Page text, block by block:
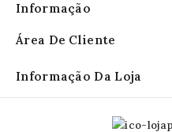
Informação
Área De Cliente
Informação Da Loja